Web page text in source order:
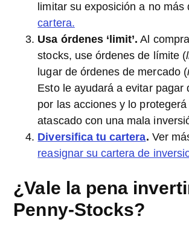
limitar su exposición a no más
cartera.
Usa órdenes ‘limit’. Al
stocks, use órdenes de límite (
lugar de órdenes de mercado (
Esto le ayudará a evitar pagar
por las acciones y lo
atascado con una mala
Diversifica tu cartera. Ver
reasignar su cartera de
¿Vale la pena
Penny-Stocks?